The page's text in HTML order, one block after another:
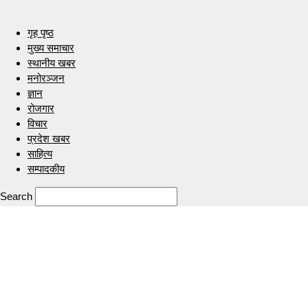
गृह पृष्ठ
मुख्य समाचार
स्थानीय खबर
मनोरञ्जन
ज्ञान
रोजगार
विचार
प्रदेश खबर
साहित्य
सम्पादकीय
Search